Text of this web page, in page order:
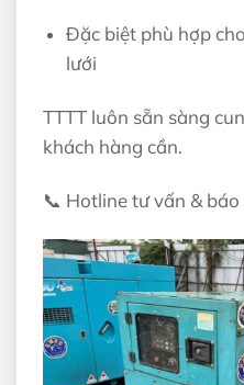
Đặc biệt phù hợp
lưới
TTTT luôn sẵn sàng
khách hàng cần.
📞 Hotline tư vấn &